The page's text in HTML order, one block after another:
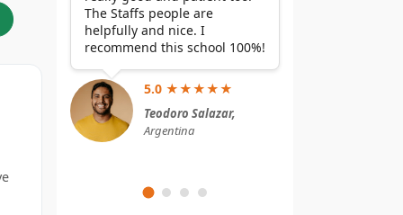
The Staffs people are
helpfully and nice. I
recommend this school 100%!
5.0 ★★★★★
Teodoro Salazar,
Argentina